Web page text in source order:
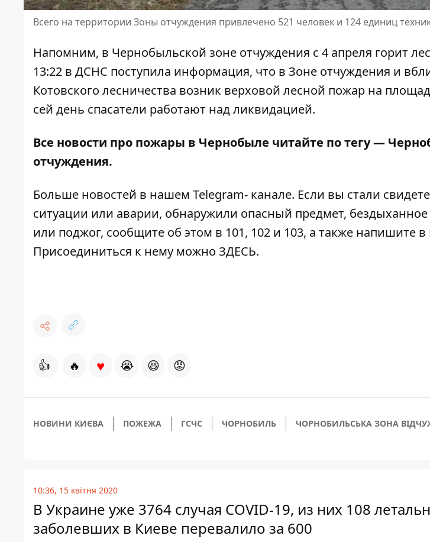
Всего на территории Зоны отчуждения привлечено 521 человек и 124 единиц
Напомним, в Чернобыльской зоне отчуждения с 4 апреля горит
13:22 в ДСНС поступила информация, что в Зоне отчуждения и
Котовского лесничества возник верховой лесной пожар на
сей день спасатели работают над ликвидацией.
Все новости про пожары в Чернобыле читайте по тегу —
отчуждения.
Больше новостей в нашем Telegram- канале. Если вы стали
ситуации или аварии, обнаружили опасный предмет, бездыханное
или поджог, сообщите об этом в 101, 102 и 103, а также напишите
Присоединиться к нему можно ЗДЕСЬ.
👍 🔥 ♥ 😭 😆 😡
НОВИНИ КИЄВА ПОЖЕЖА ГСЧС ЧОРНОБИЛЬ ЧОРНОБИЛЬСЬКА ЗОНА
10:36, 15 квітня 2020
В Украине уже 3764 случая COVID-19, из них 108
заболевших в Киеве перевалило за 600